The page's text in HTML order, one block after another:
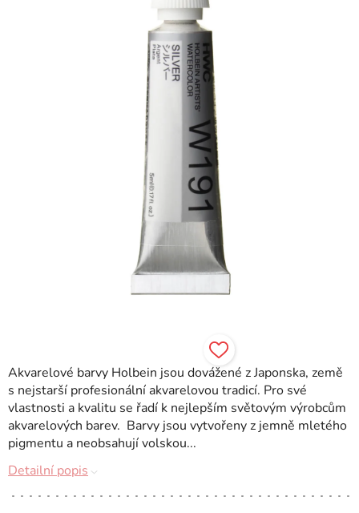
hvězdiček.
Akvarelové barvy Holbein jsou dovážené z Japonska, země
s nejstarší profesionální akvarelovou tradicí. Pro své
vlastnosti a kvalitu se řadí k nejlepším světovým výrobcům
akvarelových barev. Barvy jsou vytvořeny z jemně mletého
pigmentu a neobsahují volskou...
Detailní popis